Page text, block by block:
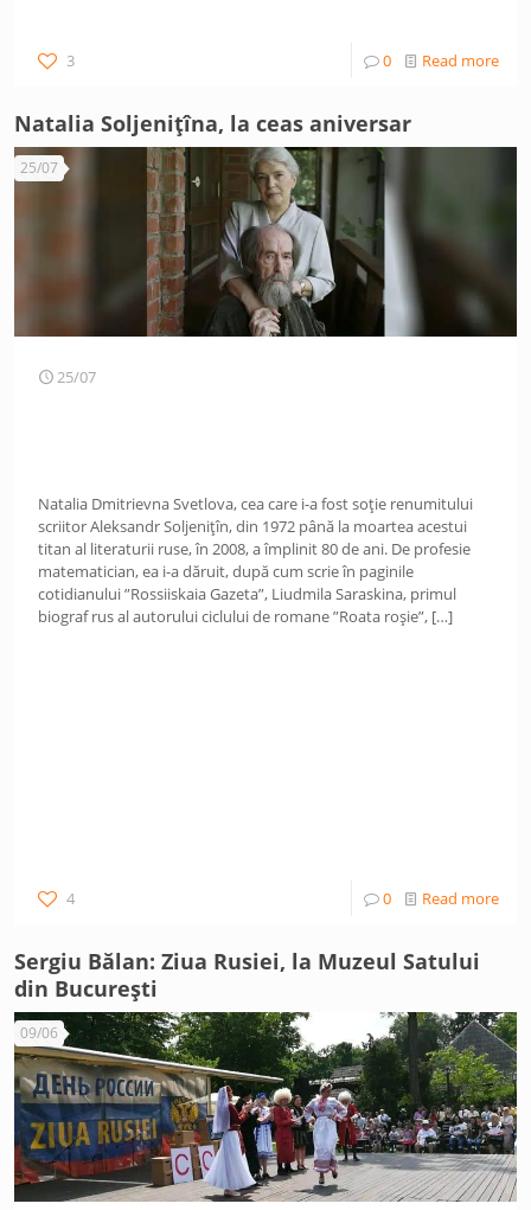
3 0 Read more
Natalia Soljenițîna, la ceas aniversar
25/07
25/07
Natalia Dmitrievna Svetlova, cea care i-a fost soție renumitului
scriitor Aleksandr Soljenițîn, din 1972 până la moartea acestui
titan al literaturii ruse, în 2008, a împlinit 80 de ani. De profesie
matematician, ea i-a dăruit, după cum scrie în paginile
cotidianului ”Rossiiskaia Gazeta”, Liudmila Saraskina, primul
biograf rus al autorului ciclului de romane ”Roata roșie”, […]
4 0 Read more
Sergiu Bălan: Ziua Rusiei, la Muzeul Satului
din Bucureşti
09/06